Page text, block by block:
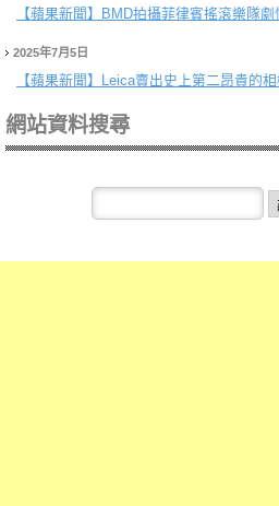
【蘋果新聞】 BMD拍攝菲律賓搖滾樂隊劇
2025年7月5日
【蘋果新聞】 Leica賣出史上第二昂貴的相
網站資料搜尋